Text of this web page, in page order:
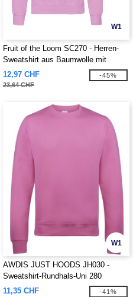
W1
Fruit of the Loom SC270 - Herren-
Sweatshirt aus Baumwolle mit
Kapuze
12,97 CHF
23,64 CHF
-45%
W1
AWDIS JUST HOODS JH030 -
Sweatshirt-Rundhals-Uni 280
11,35 CHF
-41%